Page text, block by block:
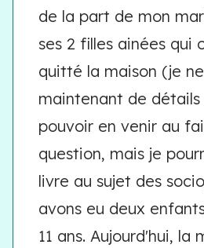
de la part de mon
ses 2 filles ainées qui
quitté la maison (je
maintenant de
pouvoir en venir au
question, mais je
livre au sujet des
avons eu deux
11 ans. Aujourd'hui, la